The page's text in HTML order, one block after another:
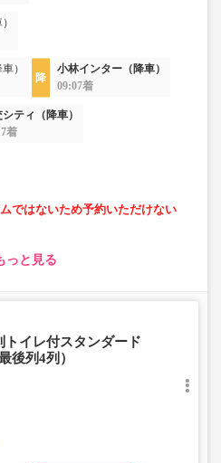
）
小林インター（降車）
09:07着
ティ（降車）
着
ではないため予約いただけない
安心。※車両により異なりま
バス旅を。（最後尾は4列）
除菌を徹底。
っと見る
トイレ付スタンダード
最後列4列）